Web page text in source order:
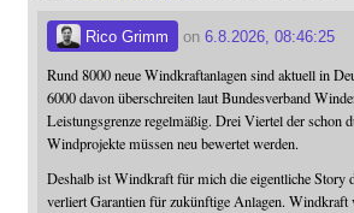
Rico Grimm on 6.8.2026, 08:46:25
Rund 8000 neue Windkraftanlagen sind aktuell in
6000 davon überschreiten laut Bundesverband
Leistungsgrenze regelmäßig. Drei Viertel der schon
Windprojekte müssen neu bewertet werden.
Deshalb ist Windkraft für mich die eigentliche Story
verliert Garantien für zukünftige Anlagen. Windkraft